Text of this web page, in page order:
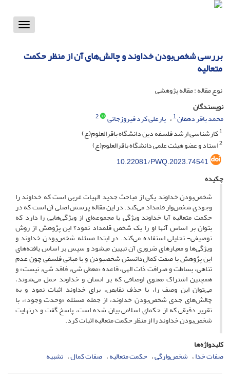
Toggle
بررسی شخص‌‌بودن خداوند و چالش‌های آن از منظر حکمت
متعالیه
نوع مقاله : مقاله پژوهشی
نویسندگان
محمد باقر دهقان1 یارعلی کرد فیروزجائی
2
1کارشناسی ارشد فلسفه دین دانشگاه باقرالعلوم(ع)
2استاد و عضو هیئت علمی دانشگاه باقرالعلوم(ع)
10.22081/PWQ.2023.74541
چکیده
شخص‌بودن خداوند یکی از مباحث جدید الهیات غربی است که خداوند را
وجودی شخص‌وار قلمداد می‌کند. در این مقاله پرسش اصلی آن است که در
حکمت متعالیه آیا خداوند ویژگی یا مجموعه‌ای از ویژگی‌هایی را دارد که
بتوان بر اساس آنها او را یک شخص قلمداد نمود؟ این پژوهش از روش
توصیفی- تحلیلی استفاده می‌کند. در ابتدا مسئله شخص‌بودن خداوند و
ویژگی‌ها و معیارهای ضروری آن تبیین می‎شود و سپس بر اساس یافته‌های
این پژوهش با صفت کمال‌دانستن شخص‎بودن و با مبانی فلسفی چون عدم
تناهی، بساطت و صرافت ذات الهی، قاعده «معطی شیء فاقد شیء نیست» و
همچنین اشتراک معنوی اوصافی که بر انسان و خداوند حمل می‌شوند،
می‌توان این وصف را، با حذف نقایص، برای خداوند اثبات نمود و به
چالش‌های جدی شخص‌بودن خداوند، از جمله مسئله «وحدت وجود»، با
تقریر دقیقی که از حکمای اسلامی بیان شده است، پاسخ گفت و درنهایت
شخص‌بودن خداوند را از منظر حکمت متعالیه اثبات کرد.
کلیدواژه‌ها
صفات خدا شخص‌وارگی حکمت متعالیه صفات کمال تشبیه